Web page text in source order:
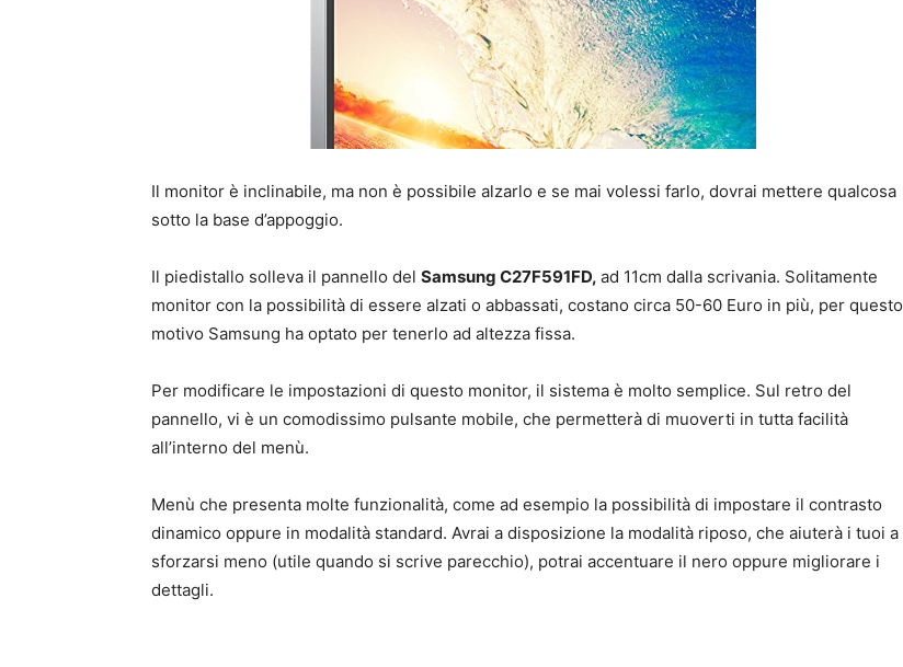
Il monitor è inclinabile, ma non è possibile alzarlo e se mai volessi farlo, dovrai mettere qualcosa
sotto la base d’appoggio.
Il piedistallo solleva il pannello del Samsung C27F591FD, ad 11cm dalla scrivania. Solitamente
monitor con la possibilità di essere alzati o abbassati, costano circa 50-60 Euro in più, per questo
motivo Samsung ha optato per tenerlo ad altezza fissa.
Per modificare le impostazioni di questo monitor, il sistema è molto semplice. Sul retro del
pannello, vi è un comodissimo pulsante mobile, che permetterà di muoverti in tutta facilità
all’interno del menù.
Menù che presenta molte funzionalità, come ad esempio la possibilità di impostare il contrasto
dinamico oppure in modalità standard. Avrai a disposizione la modalità riposo, che aiuterà i tuoi a
sforzarsi meno (utile quando si scrive parecchio), potrai accentuare il nero oppure migliorare i
dettagli.